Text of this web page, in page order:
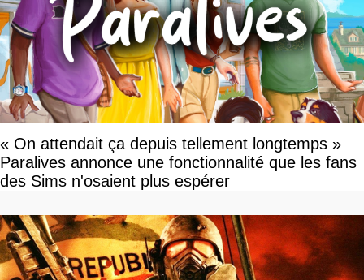
« On attendait ça depuis tellement longtemps »
Paralives annonce une fonctionnalité que les fans
des Sims n'osaient plus espérer